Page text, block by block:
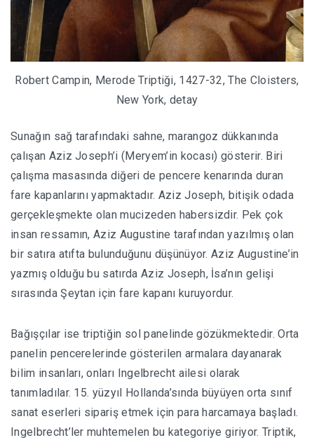
Robert Campin, Merode Triptiği, 1427-32, The Cloisters,
New York, detay
Sunağın sağ tarafındaki sahne, marangoz dükkanında
çalışan Aziz Joseph’i (Meryem’in kocası) gösterir. Biri
çalışma masasında diğeri de pencere kenarında duran
fare kapanlarını yapmaktadır. Aziz Joseph, bitişik odada
gerçekleşmekte olan mucizeden habersizdir. Pek çok
insan ressamın, Aziz Augustine tarafından yazılmış olan
bir satıra atıfta bulunduğunu düşünüyor. Aziz Augustine’in
yazmış olduğu bu satırda Aziz Joseph, İsa’nın gelişi
sırasında Şeytan için fare kapanı kuruyordur.
Bağışçılar ise triptiğin sol panelinde gözükmektedir. Orta
panelin pencerelerinde gösterilen armalara dayanarak
bilim insanları, onları Ingelbrecht ailesi olarak
tanımladılar. 15. yüzyıl Hollanda’sında büyüyen orta sınıf
sanat eserleri sipariş etmek için para harcamaya başladı.
Ingelbrecht’ler muhtemelen bu kategoriye giriyor. Triptik,